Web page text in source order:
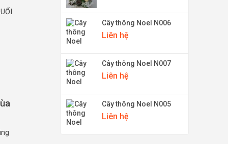
Cây thông Noel N006
Liên hệ
Cây thông Noel N007
Liên hệ
Cây thông Noel N005
Liên hệ